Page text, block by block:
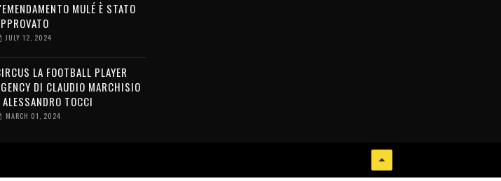
MULÉ È STATO
JULY 12, 2024
LA FOOTBALL PLAYER
DI CLAUDIO MARCHISIO
ALESSANDRO TOCCI
MARCH 01, 2024